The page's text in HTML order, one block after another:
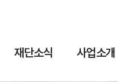
재단소식 사업소개